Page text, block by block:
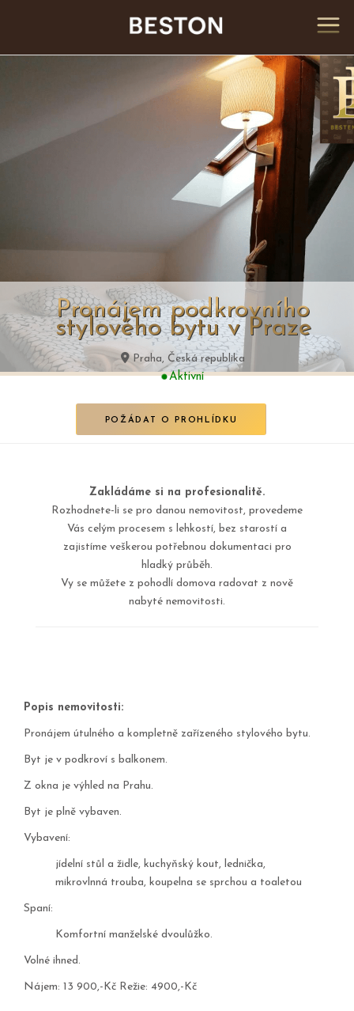
Pronájem podkrovního
stylového bytu v Praze
Praha, Česká republika
Aktivní
POŽÁDAT O PROHLÍDKU
Zakládáme si na profesionalitě.
Rozhodnete-li se pro danou nemovitost, provedeme
Vás celým procesem s lehkostí, bez starostí a
zajistíme veškerou potřebnou dokumentaci pro
hladký průběh.
Vy se můžete z pohodlí domova radovat z nově
nabyté nemovitosti.
Popis nemovitosti:
Pronájem útulného a kompletně zařízeného stylového bytu.
Byt je v podkroví s balkonem.
Z okna je výhled na Prahu.
Byt je plně vybaven.
Vybavení:
jídelní stůl a židle, kuchyňský kout, lednička,
mikrovlnná trouba, koupelna se sprchou a toaletou
Spaní:
Komfortní manželské dvoulůžko.
Volné ihned.
Nájem: 13 900,-Kč Režie: 4900,-Kč